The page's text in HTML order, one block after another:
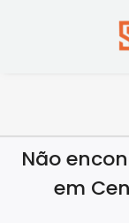
Não
em